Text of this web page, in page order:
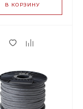
В КОРЗИНУ